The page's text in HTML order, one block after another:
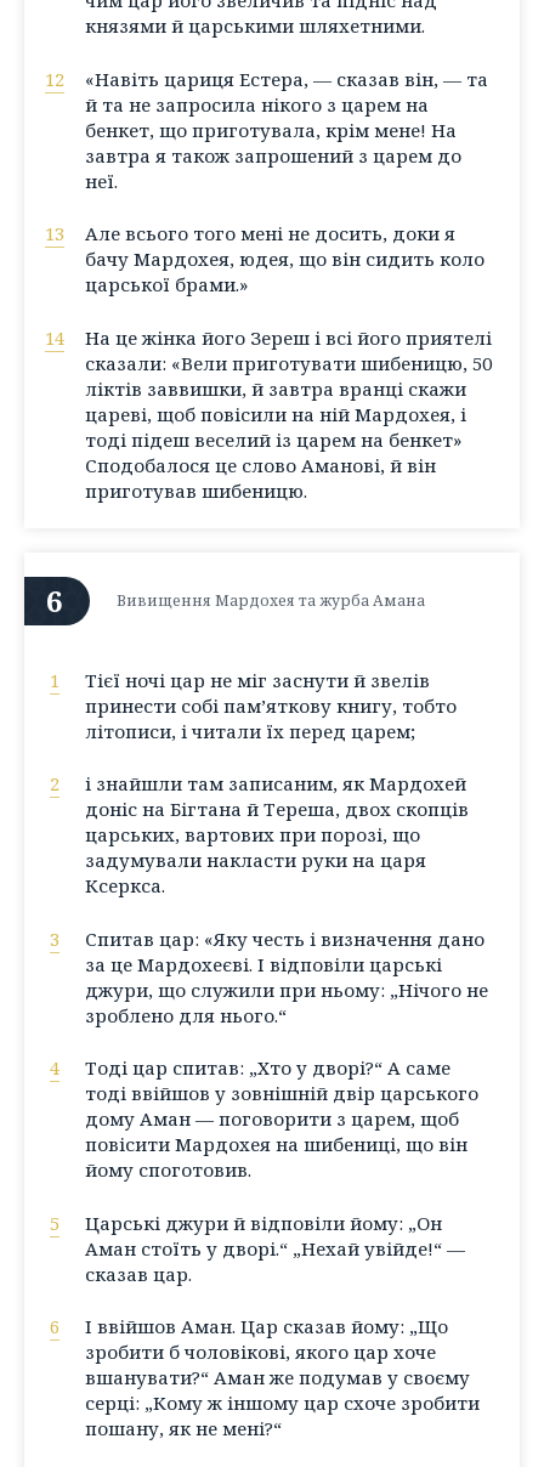
князями й царськими шляхетними.
12
«Навіть цариця Естера, — сказав він, — та
й та не запросила нікого з царем на
бенкет, що приготувала, крім мене! На
завтра я також запрошений з царем до
неї.
13
Але всього того мені не досить, доки я
бачу Мардохея, юдея, що він сидить коло
царської брами.»
14
На це жінка його Зереш і всі його приятелі
сказали: «Вели приготувати шибеницю, 50
ліктів заввишки, й завтра вранці скажи
цареві, щоб повісили на ній Мардохея, і
тоді підеш веселий із царем на бенкет»
Сподобалося це слово Аманові, й він
приготував шибеницю.
6 Вивищення Мардохея та журба Амана
1
Тієї ночі цар не міг заснути й звелів
принести собі пам’яткову книгу, тобто
літописи, і читали їх перед царем;
2
і знайшли там записаним, як Мардохей
доніс на Бігтана й Тереша, двох скопців
царських, вартових при порозі, що
задумували накласти руки на царя
Ксеркса.
3
Спитав цар: «Яку честь і визначення дано
за це Мардохеєві. І відповіли царські
джури, що служили при ньому: „Нічого не
зроблено для нього.“
4
Тоді цар спитав: „Хто у дворі?“ А саме
тоді ввійшов у зовнішній двір царського
дому Аман — поговорити з царем, щоб
повісити Мардохея на шибениці, що він
йому споготовив.
5
Царські джури й відповіли йому: „Он
Аман стоїть у дворі.“ „Нехай увійде!“ —
сказав цар.
6
І ввійшов Аман. Цар сказав йому: „Що
зробити б чоловікові, якого цар хоче
вшанувати?“ Аман же подумав у своєму
серці: „Кому ж іншому цар схоче зробити
пошану, як не мені?“